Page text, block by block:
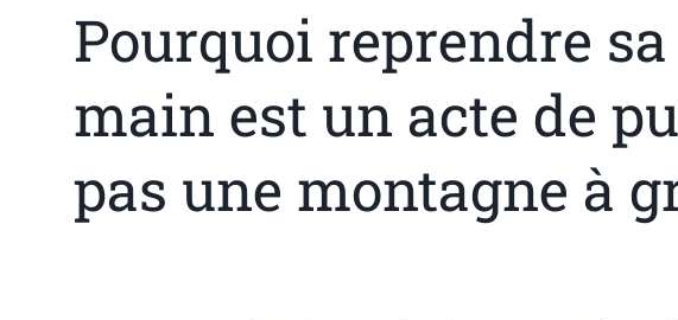
Pourquoi reprendre
main est un acte de
pas une montagne à